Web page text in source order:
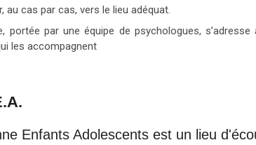
au cas par cas, vers le lieu adéquat.
portée par une équipe de psychologues,
les accompagnent
Enfants Adolescents est un lieu